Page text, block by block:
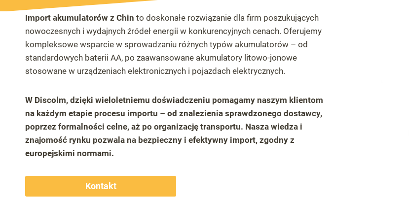
Import akumulatorów z Chin to doskonałe rozwiązanie dla firm poszukujących
nowoczesnych i wydajnych źródeł energii w konkurencyjnych cenach. Oferujemy
kompleksowe wsparcie w sprowadzaniu różnych typów akumulatorów – od
standardowych baterii AA, po zaawansowane akumulatory litowo-jonowe
stosowane w urządzeniach elektronicznych i pojazdach elektrycznych.
W Discolm, dzięki wieloletniemu doświadczeniu pomagamy naszym klientom
na każdym etapie procesu importu – od znalezienia sprawdzonego dostawcy,
poprzez formalności celne, aż po organizację transportu. Nasza wiedza i
znajomość rynku pozwala na bezpieczny i efektywny import, zgodny z
europejskimi normami.
Kontakt